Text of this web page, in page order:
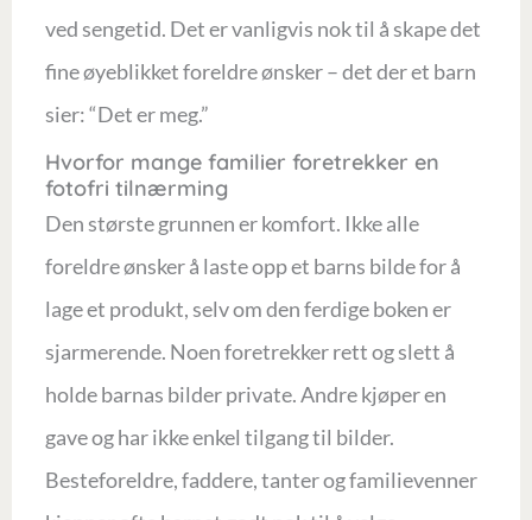
ved sengetid. Det er vanligvis nok til å skape det
fine øyeblikket foreldre ønsker – det der et barn
sier: “Det er meg.”
Hvorfor mange familier foretrekker en
fotofri tilnærming
Den største grunnen er komfort. Ikke alle
foreldre ønsker å laste opp et barns bilde for å
lage et produkt, selv om den ferdige boken er
sjarmerende. Noen foretrekker rett og slett å
holde barnas bilder private. Andre kjøper en
gave og har ikke enkel tilgang til bilder.
Besteforeldre, faddere, tanter og familievenner